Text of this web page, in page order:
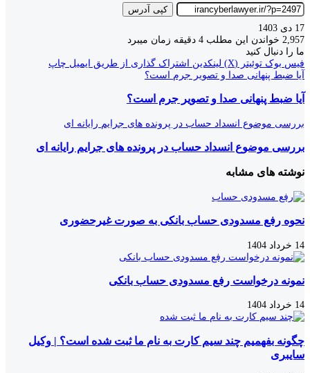
کپی آدرس
17 دی 1403
2,957 خواندن این مطلب 4 دقیقه زمان میبرد
ما را دنبال کنید
فیس بوک توئیتر (X) لینکدین اشتراک گذاری از طریق ایمیل چاپ
آیا ضبط پنهانی صدا و تصویر جرم است؟
آیا ضبط پنهانی صدا و تصویر جرم است؟
بررسی موضوع انسداد حساب در پرونده های جرایم رایانه ای
بررسی موضوع انسداد حساب در پرونده های جرایم رایانه ای
نوشته های مشابه
نحوه رفع مسدودی حساب بانکی به صورت غیرحضوری
14 خرداد 1404
نمونه درخواست رفع مسدودی حساب بانکی
14 خرداد 1404
چگونه بفهمیم چند سیم کارت به نام ما ثبت شده است؟ | وکیل
سایبری